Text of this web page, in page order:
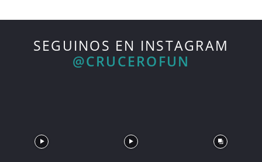
SEGUINOS EN INSTAGRAM
@CRUCEROFUN